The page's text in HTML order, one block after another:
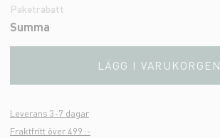
Paketrabatt
Summa
LÄGG I VARUKORGEN
Leverans 3-7 dagar
Fraktfritt över 499 :-